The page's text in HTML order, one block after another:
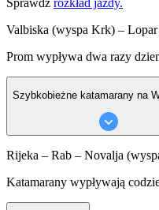
Sprawdź rozkład jazdy.
Valbiska (wyspa Krk) –
Prom wypływa dwa razy
Szybkobieżne katamarany na
Rijeka – Rab – Novalja
Katamarany wypływają